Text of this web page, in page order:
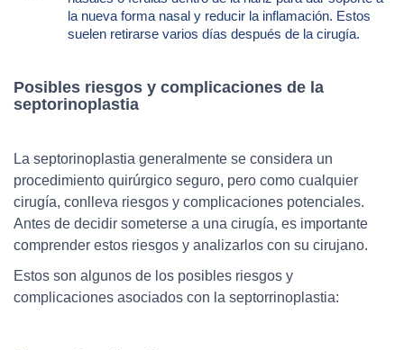
la nueva forma nasal y reducir la inflamación. Estos
suelen retirarse varios días después de la cirugía.
Posibles riesgos y complicaciones de la
septorinoplastia
La septorinoplastia generalmente se considera un
procedimiento quirúrgico seguro, pero como cualquier
cirugía, conlleva riesgos y complicaciones potenciales.
Antes de decidir someterse a una cirugía, es importante
comprender estos riesgos y analizarlos con su cirujano.
Estos son algunos de los posibles riesgos y
complicaciones asociados con la septorrinoplastia: